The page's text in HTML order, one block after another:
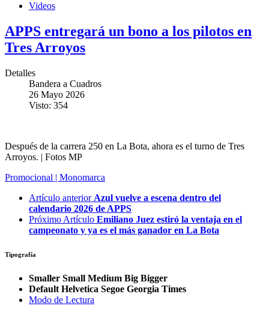
Videos
APPS entregará un bono a los pilotos en
Tres Arroyos
Detalles
Bandera a Cuadros
26 Mayo 2026
Visto: 354
Después de la carrera 250 en La Bota, ahora es el turno de Tres
Arroyos. | Fotos MP
Promocional | Monomarca
Artículo anterior Azul vuelve a escena dentro del
calendario 2026 de APPS
Próximo Artículo Emiliano Juez estiró la ventaja en el
campeonato y ya es el más ganador en La Bota
Tipografía
Smaller Small Medium Big Bigger
Default Helvetica Segoe Georgia Times
Modo de Lectura